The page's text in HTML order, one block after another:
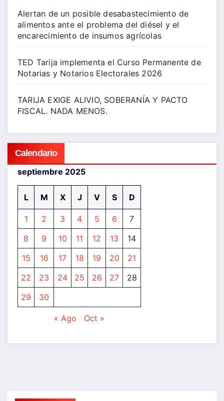
Alertan de un posible desabastecimiento de
alimentos ante el problema del diésel y el
encarecimiento de insumos agrícolas
TED Tarija implementa el Curso Permanente de
Notarias y Notarios Electorales 2026
TARIJA EXIGE ALIVIO, SOBERANÍA Y PACTO
FISCAL. NADA MENOS.
Calendario
septiembre 2025
L M X J V S D
1 2 3 4 5 6
7
8
9 10 11 12 13
14
15
16 17 18 19 20
21
22
23 24 25 26 27
28
29
30
« Ago Oct »